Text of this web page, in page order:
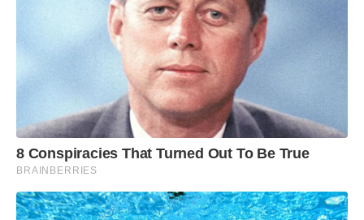
8 Conspiracies That Turned Out To Be True
BRAINBERRIES